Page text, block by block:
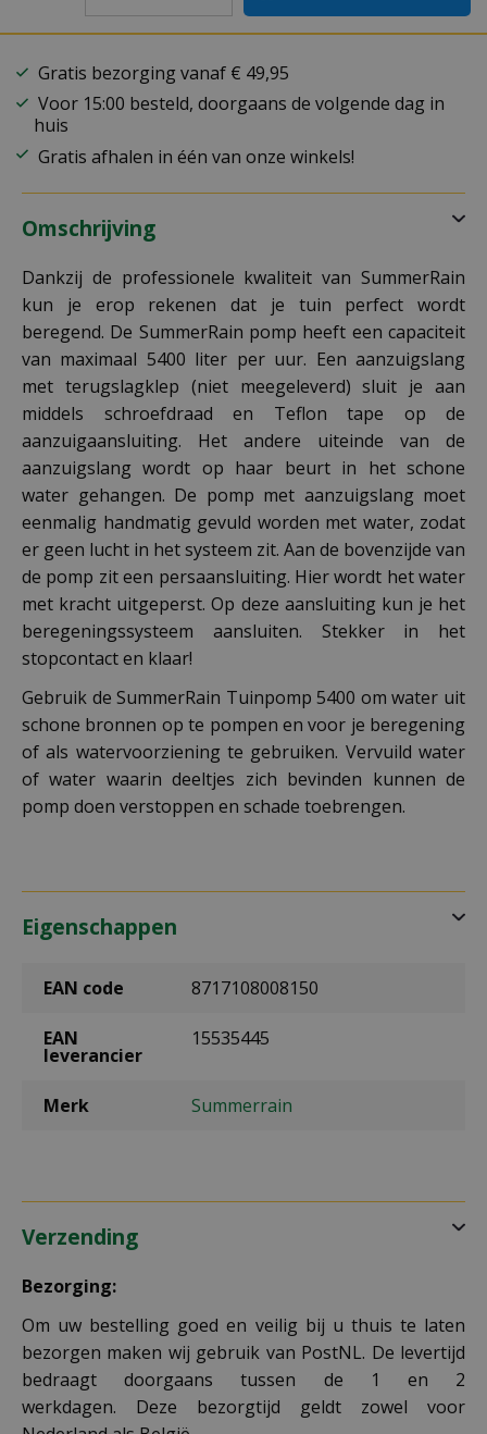
Gratis bezorging vanaf € 49,95
Voor 15:00 besteld, doorgaans de volgende dag in
huis
Gratis afhalen in één van onze winkels!
Omschrijving
Dankzij de professionele kwaliteit van SummerRain
kun je erop rekenen dat je tuin perfect wordt
beregend. De SummerRain pomp heeft een capaciteit
van maximaal 5400 liter per uur. Een aanzuigslang
met terugslagklep (niet meegeleverd) sluit je aan
middels schroefdraad en Teflon tape op de
aanzuigaansluiting. Het andere uiteinde van de
aanzuigslang wordt op haar beurt in het schone
water gehangen. De pomp met aanzuigslang moet
eenmalig handmatig gevuld worden met water, zodat
er geen lucht in het systeem zit. Aan de bovenzijde van
de pomp zit een persaansluiting. Hier wordt het water
met kracht uitgeperst. Op deze aansluiting kun je het
beregeningssysteem aansluiten. Stekker in het
stopcontact en klaar!
Gebruik de SummerRain Tuinpomp 5400 om water uit
schone bronnen op te pompen en voor je beregening
of als watervoorziening te gebruiken. Vervuild water
of water waarin deeltjes zich bevinden kunnen de
pomp doen verstoppen en schade toebrengen.
Eigenschappen
EAN code 8717108008150
EAN
leverancier
15535445
Merk Summerrain
Verzending
Bezorging:
Om uw bestelling goed en veilig bij u thuis te laten
bezorgen maken wij gebruik van PostNL. De levertijd
bedraagt doorgaans tussen de 1 en 2
werkdagen. Deze bezorgtijd geldt zowel voor